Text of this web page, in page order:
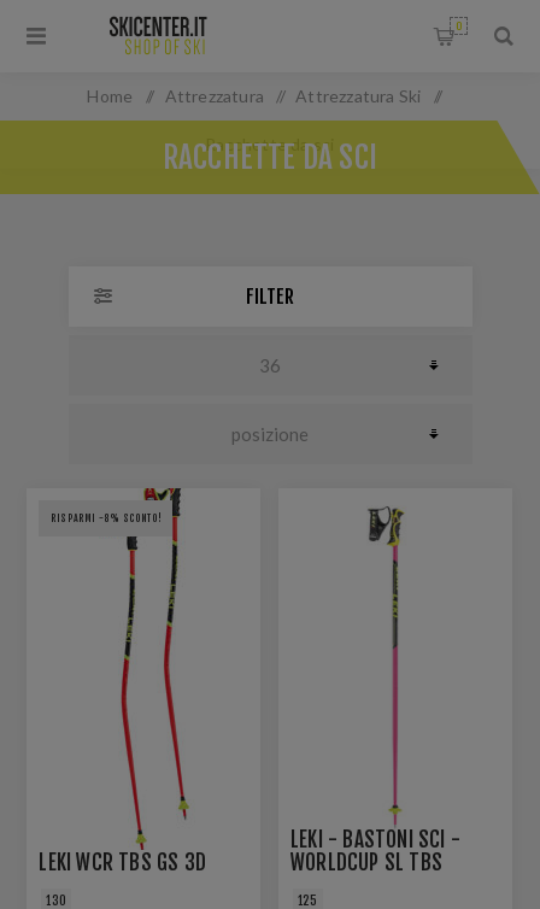
0
Home / Attrezzatura / Attrezzatura Ski /
Racchette da sci
RACCHETTE DA SCI
FILTER
RISPARMI -8% SCONTO!
LEKI WCR TBS GS 3D
130
LEKI - BASTONI SCI -
WORLDCUP SL TBS
125